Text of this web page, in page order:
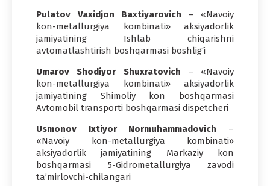
Pulatov Vaxidjon Baxtiyarovich – «Navoiy
kon-metallurgiya kombinati» aksiyadorlik
jamiyatining Ishlab chiqarishni
avtomatlashtirish boshqarmasi boshlig‘i
Umarov Shodiyor Shuxratovich – «Navoiy
kon-metallurgiya kombinati» aksiyadorlik
jamiyatining Shimoliy kon boshqarmasi
Avtomobil transporti boshqarmasi dispetcheri
Usmonov Ixtiyor Normuhammadovich –
«Navoiy kon-metallurgiya kombinati»
aksiyadorlik jamiyatining Markaziy kon
boshqarmasi 5-Gidrometallurgiya zavodi
ta’mirlovchi-chilangari